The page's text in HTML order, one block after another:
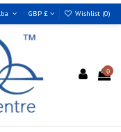
GBP £ Wishlist (0)
0